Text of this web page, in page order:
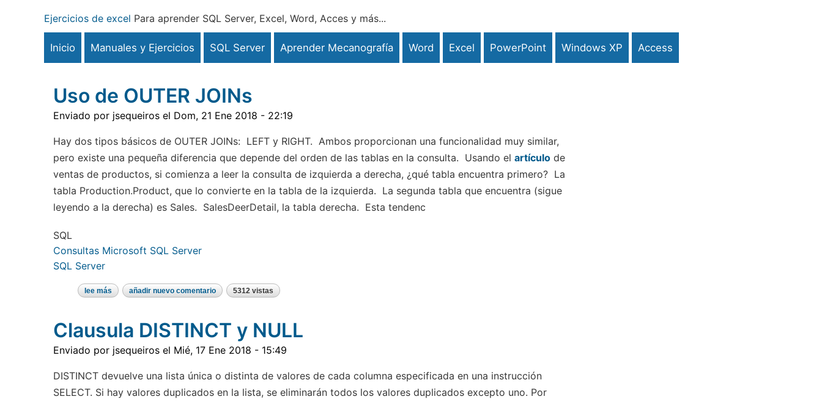
contenido
Ejercicios de excel Para aprender SQL Server, Excel, Word, Acces y más...
Inicio Manuales y Ejercicios SQL Server Aprender Mecanografía Word Excel PowerPoint Windows XP Access
Uso de OUTER JOINs
Enviado por jsequeiros el Dom, 21 Ene 2018 - 22:19
Hay dos tipos básicos de OUTER JOINs: LEFT y RIGHT. Ambos proporcionan una funcionalidad muy similar,
pero existe una pequeña diferencia que depende del orden de las tablas en la consulta. Usando el artículo de
ventas de productos, si comienza a leer la consulta de izquierda a derecha, ¿qué tabla encuentra primero? La
tabla Production.Product, que lo convierte en la tabla de la izquierda. La segunda tabla que encuentra (sigue
leyendo a la derecha) es Sales. SalesDeerDetail, la tabla derecha. Esta tendenc
SQL
Consultas Microsoft SQL Server
SQL Server
lee más sobre
uso
joins
añadir nuevo comentario 5312 vistas
Clausula DISTINCT y NULL
Enviado por jsequeiros el Mié, 17 Ene 2018 - 15:49
DISTINCT devuelve una lista única o distinta de valores de cada columna especificada en una instrucción
SELECT. Si hay valores duplicados en la lista, se eliminarán todos los valores duplicados excepto uno. Por